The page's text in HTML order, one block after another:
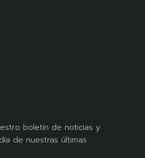
boletín de noticias y
de nuestras últimas